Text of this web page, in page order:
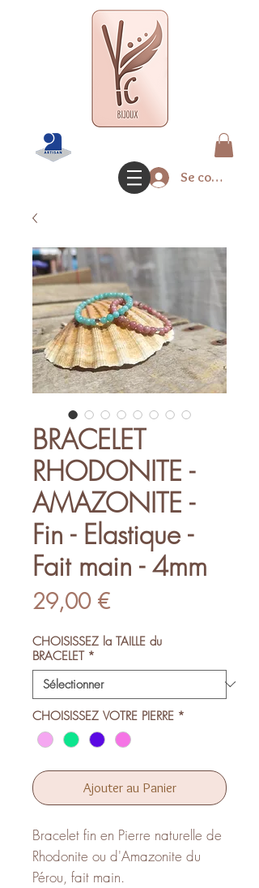
Se connecter
BRACELET
RHODONITE -
AMAZONITE -
Fin - Elastique -
Fait main - 4mm
29,00 €Prix
CHOISISSEZ la TAILLE du
BRACELET *
CHOISISSEZ VOTRE PIERRE *
Ajouter au Panier
Bracelet fin en Pierre naturelle de
Rhodonite ou d'Amazonite du
Pérou, fait main.